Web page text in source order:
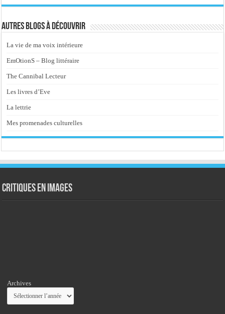
Autres blogs à découvrir
La vie de ma voix intérieure
EmOtionS – Blog littéraire
The Cannibal Lecteur
Les livres d’Eve
La lettrie
Mes promenades culturelles
Critiques en images
Archives